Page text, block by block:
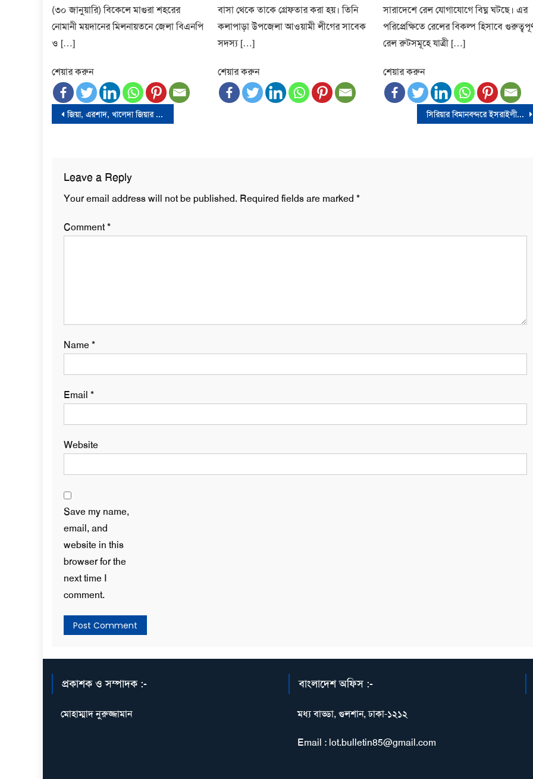
(৩০ জানুয়ারি) বিকেলে মাগুরা শহরের
নোমানী ময়দানের মিলনায়তনে জেলা বিএনপি
ও […]
শেয়ার করুন
বাসা থেকে তাকে গ্রেফতার করা হয়। তিনি
কলাপাড়া উপজেলা আওয়ামী লীগের সাবেক
সদস্য […]
শেয়ার করুন
সারাদেশে রেল যোগাযোগে বিঘ্ন ঘটছে। এর
পরিপ্রেক্ষিতে রেলের বিকল্প হিসাবে
রেল রুটসমূহে যাত্রী […]
শেয়ার করুন
Post
জিয়া, এরশাদ, খালেদা জিয়ার আমলে বাংলাদেশের উন্নয়ন হয়নি-প্রধানমন্ত্রী সিরিয়ার বিমানবন্দরে ইসরাইলী বিমান হামলায় ইরানের ১১ নেতা নিহত
Leave a Reply
Your email address will not be published. Required fields are marked *
Comment*
Name*
Email *
Website
Save my name,
email, and
website in this
browser for the
next time I
comment.
প্রকাশক ও সম্পাদক :-
মোহাম্মাদ নুরুজ্জামান
বাংলাদেশ অফিস :-
মধ্য বাড্ডা, গুলশান, ঢাকা-১২১২
Email : lot.bulletin85@gmail.com